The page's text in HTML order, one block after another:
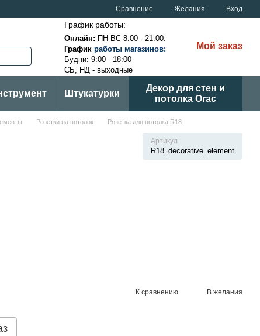
Сравнение Желания Вход
График работы:
Онлайн: ПН-ВС 8:00 - 21:00.
График работы магазинов:
Будни: 9:00 - 18:00
СБ, НД - выходные
Мой заказ
Штукатурки
Декор для стен и
потолка Orac
Розетки на потолок Розетка для потолка R18
Артикул
R18_decorative_element
К сравнению В желания